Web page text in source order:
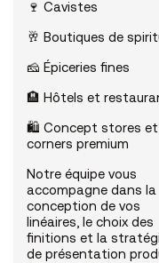
🍷 Cavistes
🥂 Boutiques de
🧀 Épiceries fines
🏨 Hôtels et
🛍️ Concept stores et
corners premium
Notre équipe vous
accompagne dans la
conception de vos
linéaires, le choix des
finitions et la
de présentation